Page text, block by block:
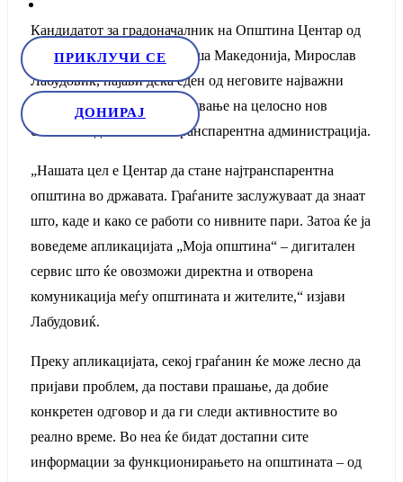
ПРИКЛУЧИ СЕ
ДОНИРАЈ
Кандидатот за градоначалник на Општина Центар од
Движењето ЗНАМ – За наша Македонија, Мирослав
Лабудовиќ, најави дека еден од неговите најважни
приоритети ќе биде воведување на целосно нов
систем на дигитална и транспарентна администрација.
„Нашата цел е Центар да стане најтранспарентна
општина во државата. Граѓаните заслужуваат да знаат
што, каде и како се работи со нивните пари. Затоа ќе ја
воведеме апликацијата „Моја општина“ – дигитален
сервис што ќе овозможи директна и отворена
комуникација меѓу општината и жителите,“ изјави
Лабудовиќ.
Преку апликацијата, секој граѓанин ќе може лесно да
пријави проблем, да постави прашање, да добие
конкретен одговор и да ги следи активностите во
реално време. Во неа ќе бидат достапни сите
информации за функционирањето на општината – од